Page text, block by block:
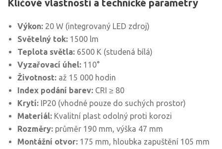
Klíčové vlastnosti a technické parametry
Výkon: 20 W (integrovaný LED zdroj)
Světelný tok: 1500 lm
Teplota světla: 6500 K (studená bílá)
Vyzařovací úhel: 110°
Životnost: až 15 000 hodin
Index podání barev: CRI ≥ 80
Krytí: IP20 (vhodné pouze do suchých prostor)
Materiál: Kvalitní plast odolný proti korozi
Rozměry: průměr 190 mm, výška 47 mm
Montážní otvor: 175 mm, hloubka zapuštění 105 mm